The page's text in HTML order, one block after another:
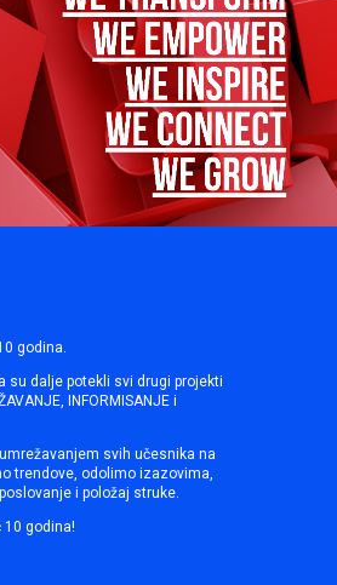
godina.
su dalje potekli svi drugi projekti
INFORMISANJE i
svih učesnika na
trendove, odolimo izazovima,
i položaj struke.
10 godina!